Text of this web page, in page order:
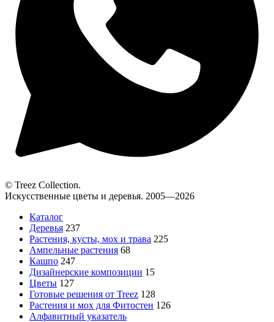
© Treez Collection.
Искусственные цветы и деревья. 2005—2026
Каталог
Деревья 237
Растения, кусты, мох и трава 225
Ампельные растения 68
Кашпо 247
Дизайнерские композиции 15
Цветы 127
Готовые решения от Treez 128
Растения и мох для Фитостен 126
Алфавитный указатель